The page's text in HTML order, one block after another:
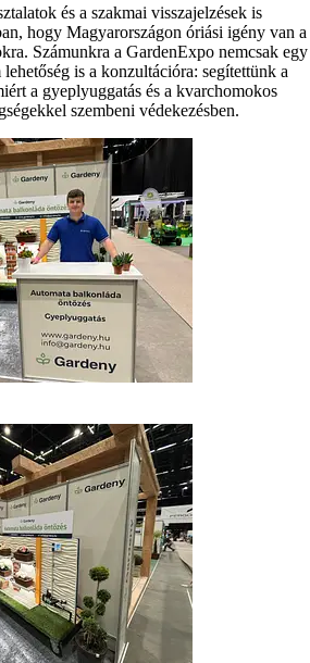
és a szakmai visszajelzések is
hogy Magyarországon óriási igény van a
Számunkra a GardenExpo nemcsak egy
is a konzultációra: segítettünk a
a gyeplyuggatás és a kvarchomokos
szembeni védekezésben.